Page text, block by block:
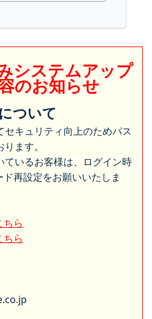
システムアップ
のお知らせ
ついて
キュリティ向上のためパス
ます。
ているお客様は、ログイン時
再設定をお願いいたしま
ちら
ちら